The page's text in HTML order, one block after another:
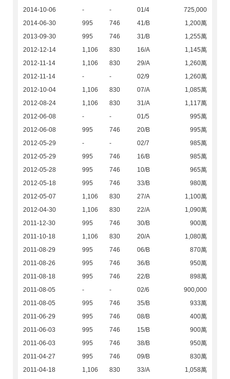
2014-10-06
- - 01/4
725,000
2014-06-30
995 746 41/B
1,200萬
2013-09-30
995 746 31/B
1,255萬
2012-12-14
1,106 830 16/A
1,145萬
2012-11-14
1,106 830 29/A
1,260萬
2012-11-14
- - 02/9
1,260萬
2012-10-04
1,106 830 07/A
1,085萬
2012-08-24
1,106 830 31/A
1,117萬
2012-06-08
- - 01/5
995萬
2012-06-08
995 746 20/B
995萬
2012-05-29
- - 02/7
985萬
2012-05-29
995 746 16/B
985萬
2012-05-28
995 746 10/B
965萬
2012-05-18
995 746 33/B
980萬
2012-05-07
1,106 830 27/A
1,100萬
2012-04-30
1,106 830 22/A
1,090萬
2011-12-30
995 746 30/B
900萬
2011-10-18
1,106 830 20/A
1,080萬
2011-08-29
995 746 06/B
870萬
2011-08-26
995 746 36/B
950萬
2011-08-18
995 746 22/B
898萬
2011-08-05
- - 02/6
900,000
2011-08-05
995 746 35/B
933萬
2011-06-29
995 746 08/B
400萬
2011-06-03
995 746 15/B
900萬
2011-06-03
995 746 38/B
950萬
2011-04-27
995 746 09/B
830萬
2011-04-18
1,106 830 33/A
1,058萬